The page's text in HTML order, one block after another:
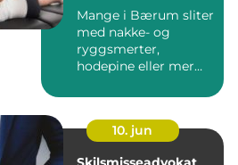
Mange i Bærum sliter
med nakke- og
ryggsmerter,
hodepine eller mer
tretthet, kons...
10. jun